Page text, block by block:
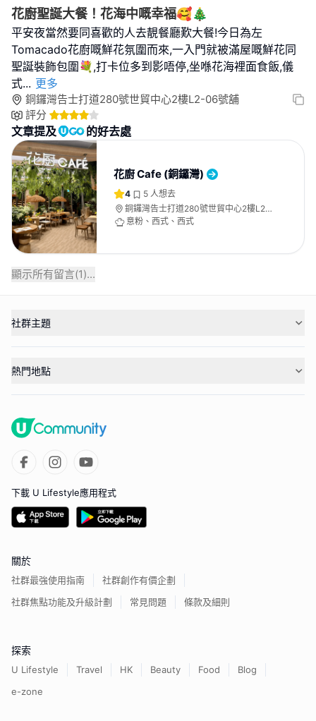
花廚聖誕大餐！花海中嘅幸福🥰🎄
平安夜當然要同喜歡的人去靚餐廳歎大餐!今日為左
Tomacado花廚嘅鮮花氛圍而來,一入門就被滿屋嘅鮮花同
聖誕裝飾包圍💐,打卡位多到影唔停,坐喺花海裡面食飯,儀
式... 更多
銅鑼灣告士打道280號世貿中心2樓L2-06號舖
評分
文章提及 的好去處
花廚 Cafe (銅鑼灣)
4 5 人想去
銅鑼灣告士打道280號世貿中心2樓L2-
06號舖
意粉、西式、西式
顯示所有留言(1)...
社群主題
熱門地點
下載 U Lifestyle應用程式
關於
社群最強使用指南
社群創作有價企劃
社群焦點功能及升級計劃
常見問題 條款及細則
探索
U Lifestyle Travel HK Beauty Food
Blog
e-zone